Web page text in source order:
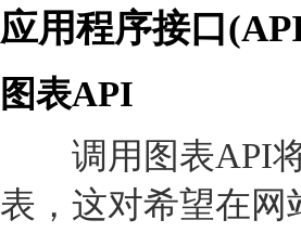
应用程序接口
图表API
调用图表API将
表，这对希望在